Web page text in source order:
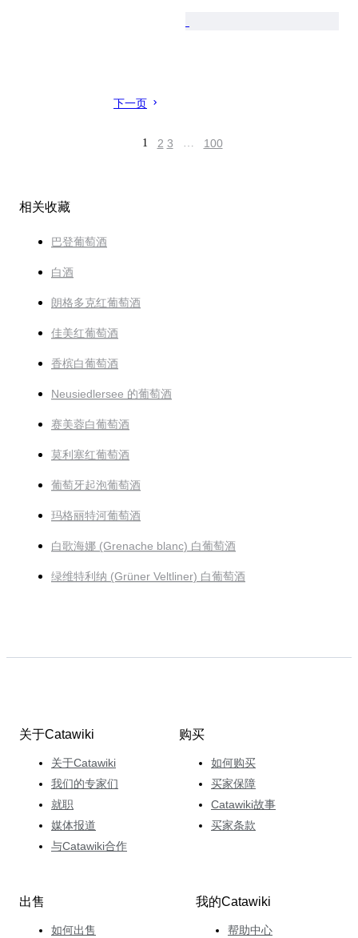
下一页
1 2 3 … 100
相关收藏
巴登葡萄酒
白酒
朗格多克红葡萄酒
佳美红葡萄酒
香槟白葡萄酒
Neusiedlersee 的葡萄酒
赛美蓉白葡萄酒
莫利塞红葡萄酒
葡萄牙起泡葡萄酒
玛格丽特河葡萄酒
白歌海娜 (Grenache blanc) 白葡萄酒
绿维特利纳 (Grüner Veltliner) 白葡萄酒
关于Catawiki
关于Catawiki
我们的专家们
就职
媒体报道
与Catawiki合作
购买
如何购买
买家保障
Catawiki故事
买家条款
出售
如何出售
我的Catawiki
帮助中心